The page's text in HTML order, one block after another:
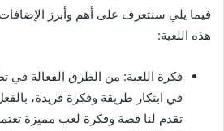
فيما يلي سنتعرف على أهم وأبرز
هذه اللعبة:
فكرة اللعبة: من الطرق الفعالة في
تقدم لنا قصة وفكرة لعب مميزة